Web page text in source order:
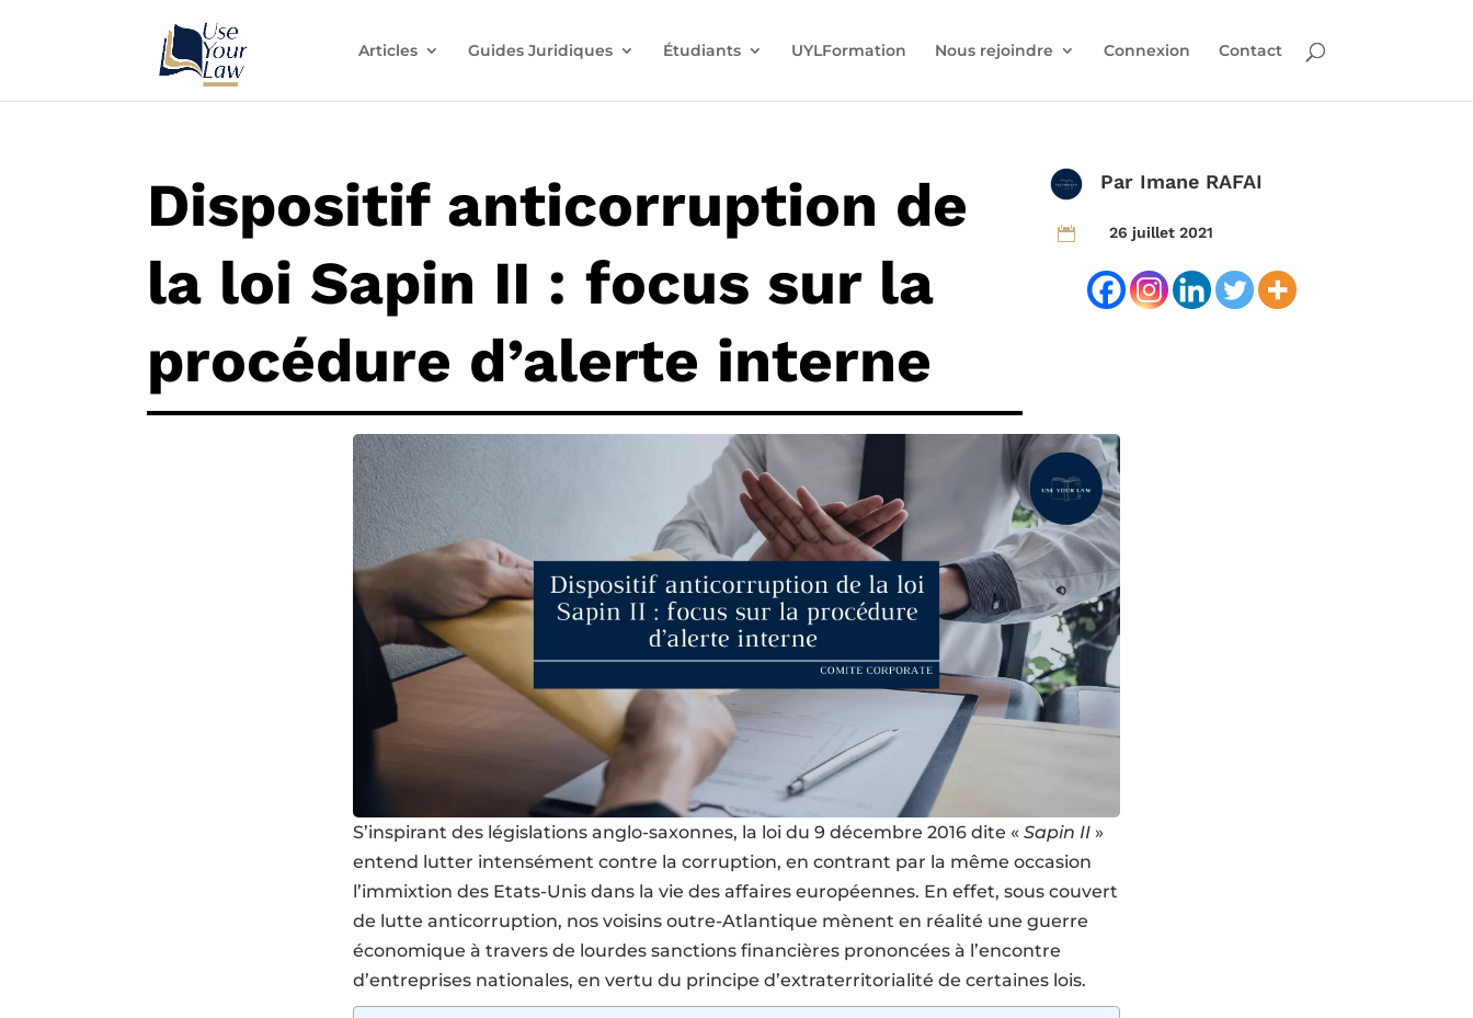
Articles Guides Juridiques Étudiants UYLFormation Nous rejoindre Connexion Contact
Dispositif anticorruption de
la loi Sapin II : focus sur la
procédure d’alerte interne
Par Imane RAFAI
 26 juillet 2021
S’inspirant des législations anglo-saxonnes, la loi du 9 décembre 2016 dite « Sapin II »
entend lutter intensément contre la corruption, en contrant par la même occasion
l’immixtion des Etats-Unis dans la vie des affaires européennes. En effet, sous couvert
de lutte anticorruption, nos voisins outre-Atlantique mènent en réalité une guerre
économique à travers de lourdes sanctions financières prononcées à l’encontre
d’entreprises nationales, en vertu du principe d’extraterritorialité de certaines lois.